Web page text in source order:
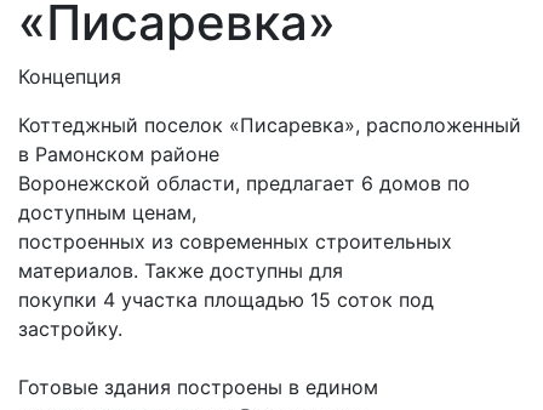
«Писаревка»
Концепция
Коттеджный поселок «Писаревка», расположенный
в Рамонском районе
Воронежской области, предлагает 6 домов по
доступным ценам,
построенных из современных строительных
материалов. Также доступны для
покупки 4 участка площадью 15 соток под
застройку.
Готовые здания построены в едином